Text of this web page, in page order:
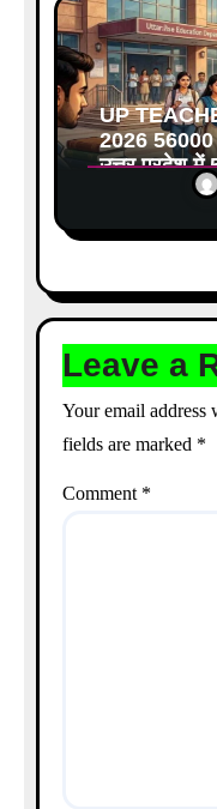
UP
2026
उत्तर प्रदेश में
प्रधानाचार्यों
Leave a
Your email address
fields are marked *
Comment *